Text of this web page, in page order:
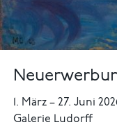
1. März–27. Juni
Galerie Ludorff